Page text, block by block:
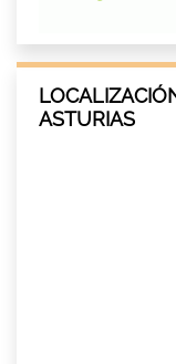
ASTURIAS